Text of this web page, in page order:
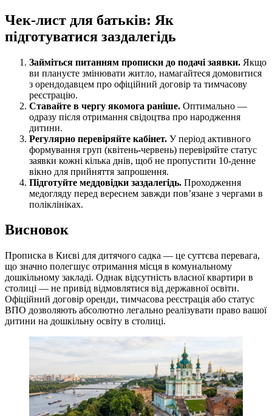
Чек-лист для батьків: Як
підготуватися заздалегідь
Займіться питанням прописки до подачі заявки. Якщо
ви плануєте змінювати житло, намагайтеся домовитися
з орендодавцем про офіційний договір та тимчасову
реєстрацію.
Ставайте в чергу якомога раніше. Оптимально —
одразу після отримання свідоцтва про народження
дитини.
Регулярно перевіряйте кабінет. У період активного
формування груп (квітень-червень) перевіряйте статус
заявки кожні кілька днів, щоб не пропустити 10-денне
вікно для прийняття запрошення.
Підготуйте меддовідки заздалегідь. Проходження
медогляду перед вереснем завжди пов’язане з чергами в
поліклініках.
Висновок
Прописка в Києві для дитячого садка — це суттєва перевага,
що значно полегшує отримання місця в комунальному
дошкільному закладі. Однак відсутність власної квартири в
столиці — не привід відмовлятися від державної освіти.
Офіційний договір оренди, тимчасова реєстрація або статус
ВПО дозволяють абсолютно легально реалізувати право вашої
дитини на дошкільну освіту в столиці.